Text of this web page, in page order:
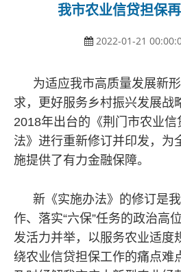
我市农业信贷担保
2022-01-21
为适应我市高质量发展新
求，更好服务乡村振兴发展战
2018年出台的《荆门市农业
法》进行重新修订并印发，为
施提供了有力金融保障。
新《实施办法》的修订是
作、落实“六保”任务的政治高
发活力并举，以服务农业适度
绕农业信贷担保工作的痛点难